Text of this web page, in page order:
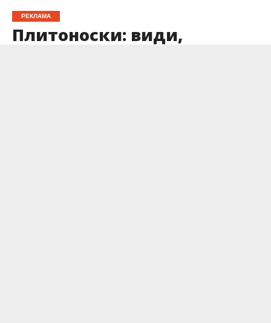
РЕКЛАМА
Плитоноски: види,
особливості та поради